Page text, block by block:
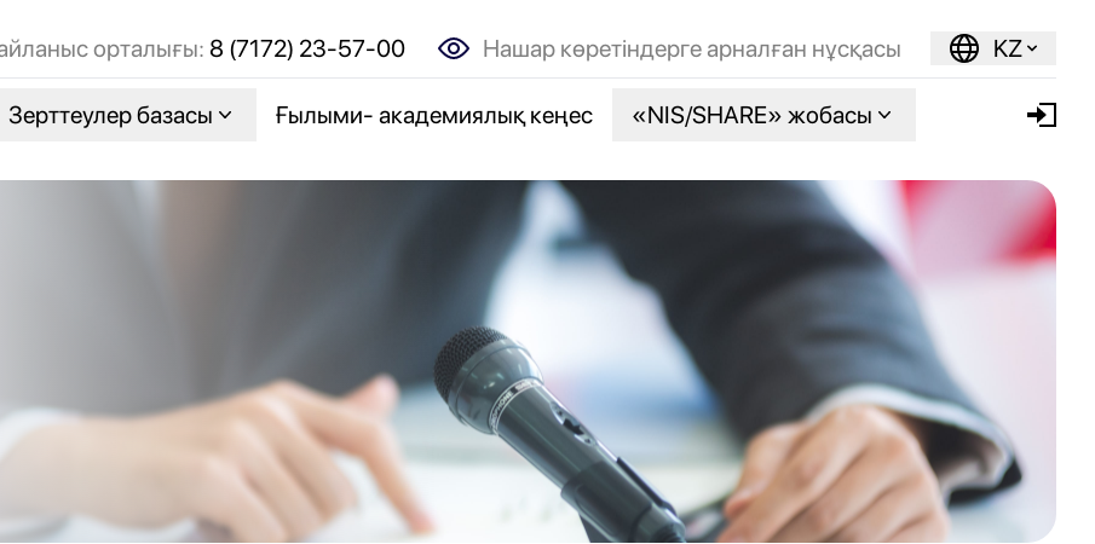
орталығы: 8 (7172) 23-57-00 Нашар көретіндерге арналған нұсқасы KZ
Зерттеулер базасы Ғылыми- академиялық кеңес «NIS/SHARE» жобасы